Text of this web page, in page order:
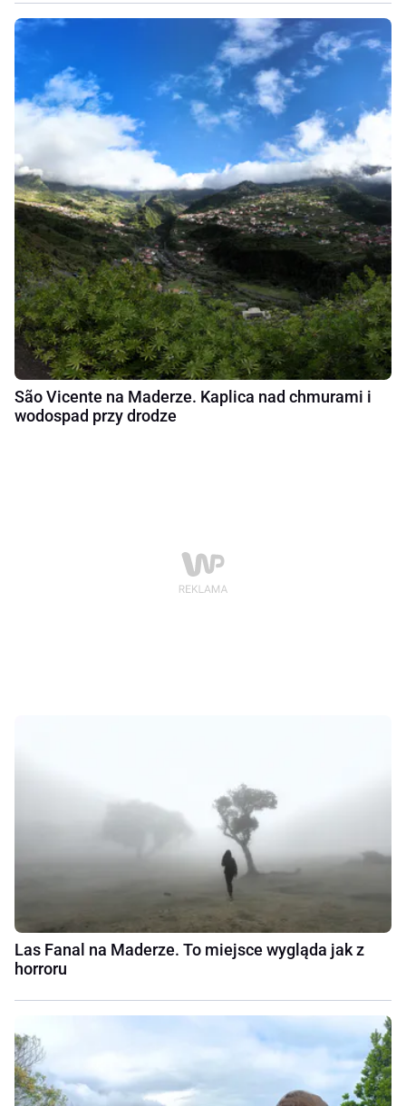
São Vicente na Maderze. Kaplica nad chmurami i
wodospad przy drodze
Las Fanal na Maderze. To miejsce wygląda jak z
horroru